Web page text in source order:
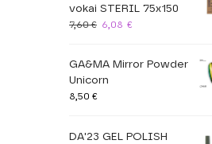
vokai STERIL 75x150
7,60€ 6,08 €
GA&MA Mirror Powder
Unicorn
8,50 €
DA'23 GEL POLISH